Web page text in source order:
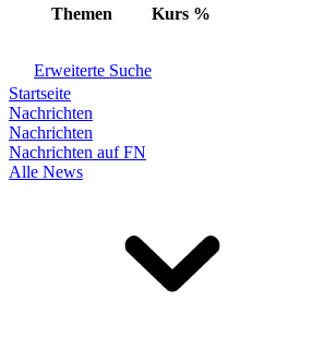
Themen Kurs %
Erweiterte Suche
Startseite
Nachrichten
Nachrichten
Nachrichten auf FN
Alle News